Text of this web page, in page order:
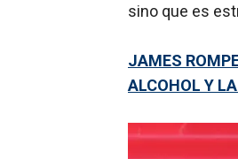
sino que es
JAMES
ALCOHOL Y